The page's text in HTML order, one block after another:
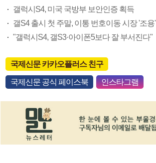
갤럭시S4, 미국 국방부 보안인증 획득
갤S4 출시 첫 주말, 이통 번호이동 시장 '조용'
"갤럭시S4, 갤S3·아이폰5보다 잘 부서진다"
국제신문 카카오플러스 친구
국제신문 공식 페이스북 인스타그램